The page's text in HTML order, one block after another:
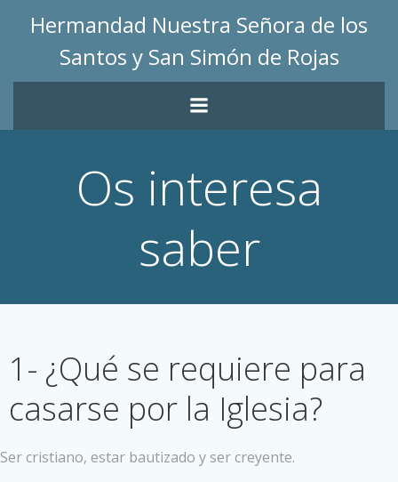
al
contenido
Hermandad Nuestra Señora de los
Santos y San Simón de Rojas
Os interesa
saber
1- ¿Qué se requiere para
casarse por la Iglesia?
Ser cristiano, estar bautizado y ser creyente.